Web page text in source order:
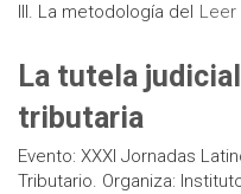
III. La metodología del Leer
La tutela
tributaria
Evento: XXXI Jornadas
Tributario. Organiza: